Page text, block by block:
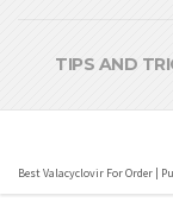
TIPS AND
Best Valacyclovir For Order |